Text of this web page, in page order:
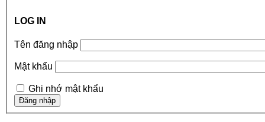
LOG IN
Tên đăng nhập
Mật khẩu
Ghi nhớ mật khẩu